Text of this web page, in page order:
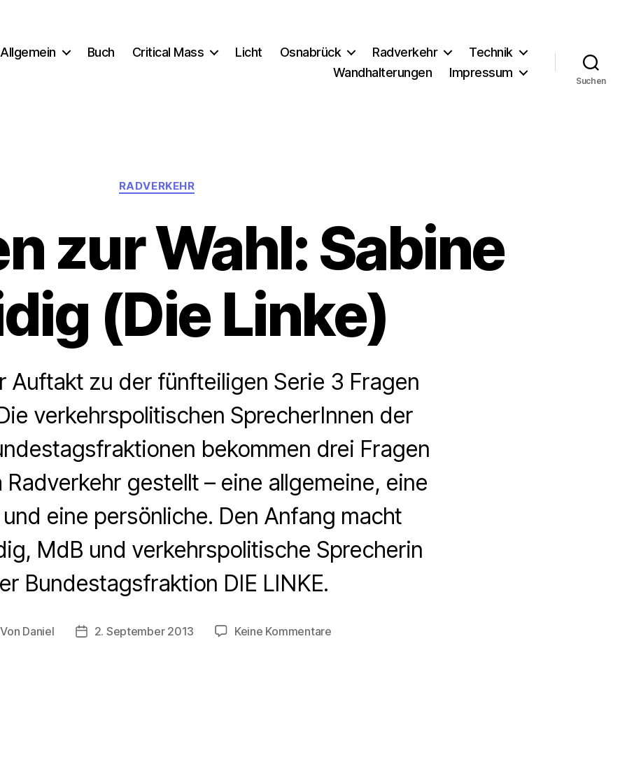
Allgemein Buch Critical Mass Licht Osnabrück Radverkehr
Technik
Wandhalterungen
Impressum
Suchen
Kategorien
RADVERKEHR
zur Wahl: Sabine
(Die Linke)
Auftakt zu der fünfteiligen Serie 3 Fragen
verkehrspolitischen SprecherInnen der
bekommen drei Fragen
gestellt – eine allgemeine, eine
eine persönliche. Den Anfang macht
MdB und verkehrspolitische Sprecherin
Bundestagsfraktion DIE LINKE.
Von Daniel Beitragsdatum
2. September 2013 Keine Kommentarezu